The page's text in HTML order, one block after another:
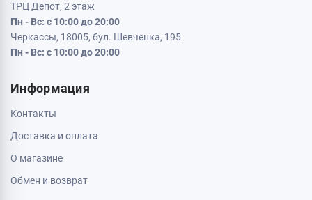
ТРЦ Депот, 2 этаж
Пн - Вс: с 10:00 до 20:00
Черкассы, 18005, бул. Шевченка, 195
Пн - Вс: с 10:00 до 20:00
Информация
Контакты
Доставка и оплата
О магазине
Обмен и возврат